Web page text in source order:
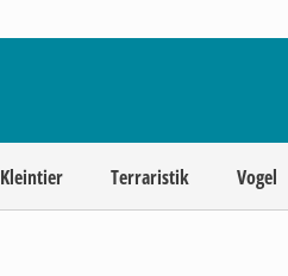
Kleintier Terraristik Vogel